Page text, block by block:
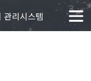
관리시스템